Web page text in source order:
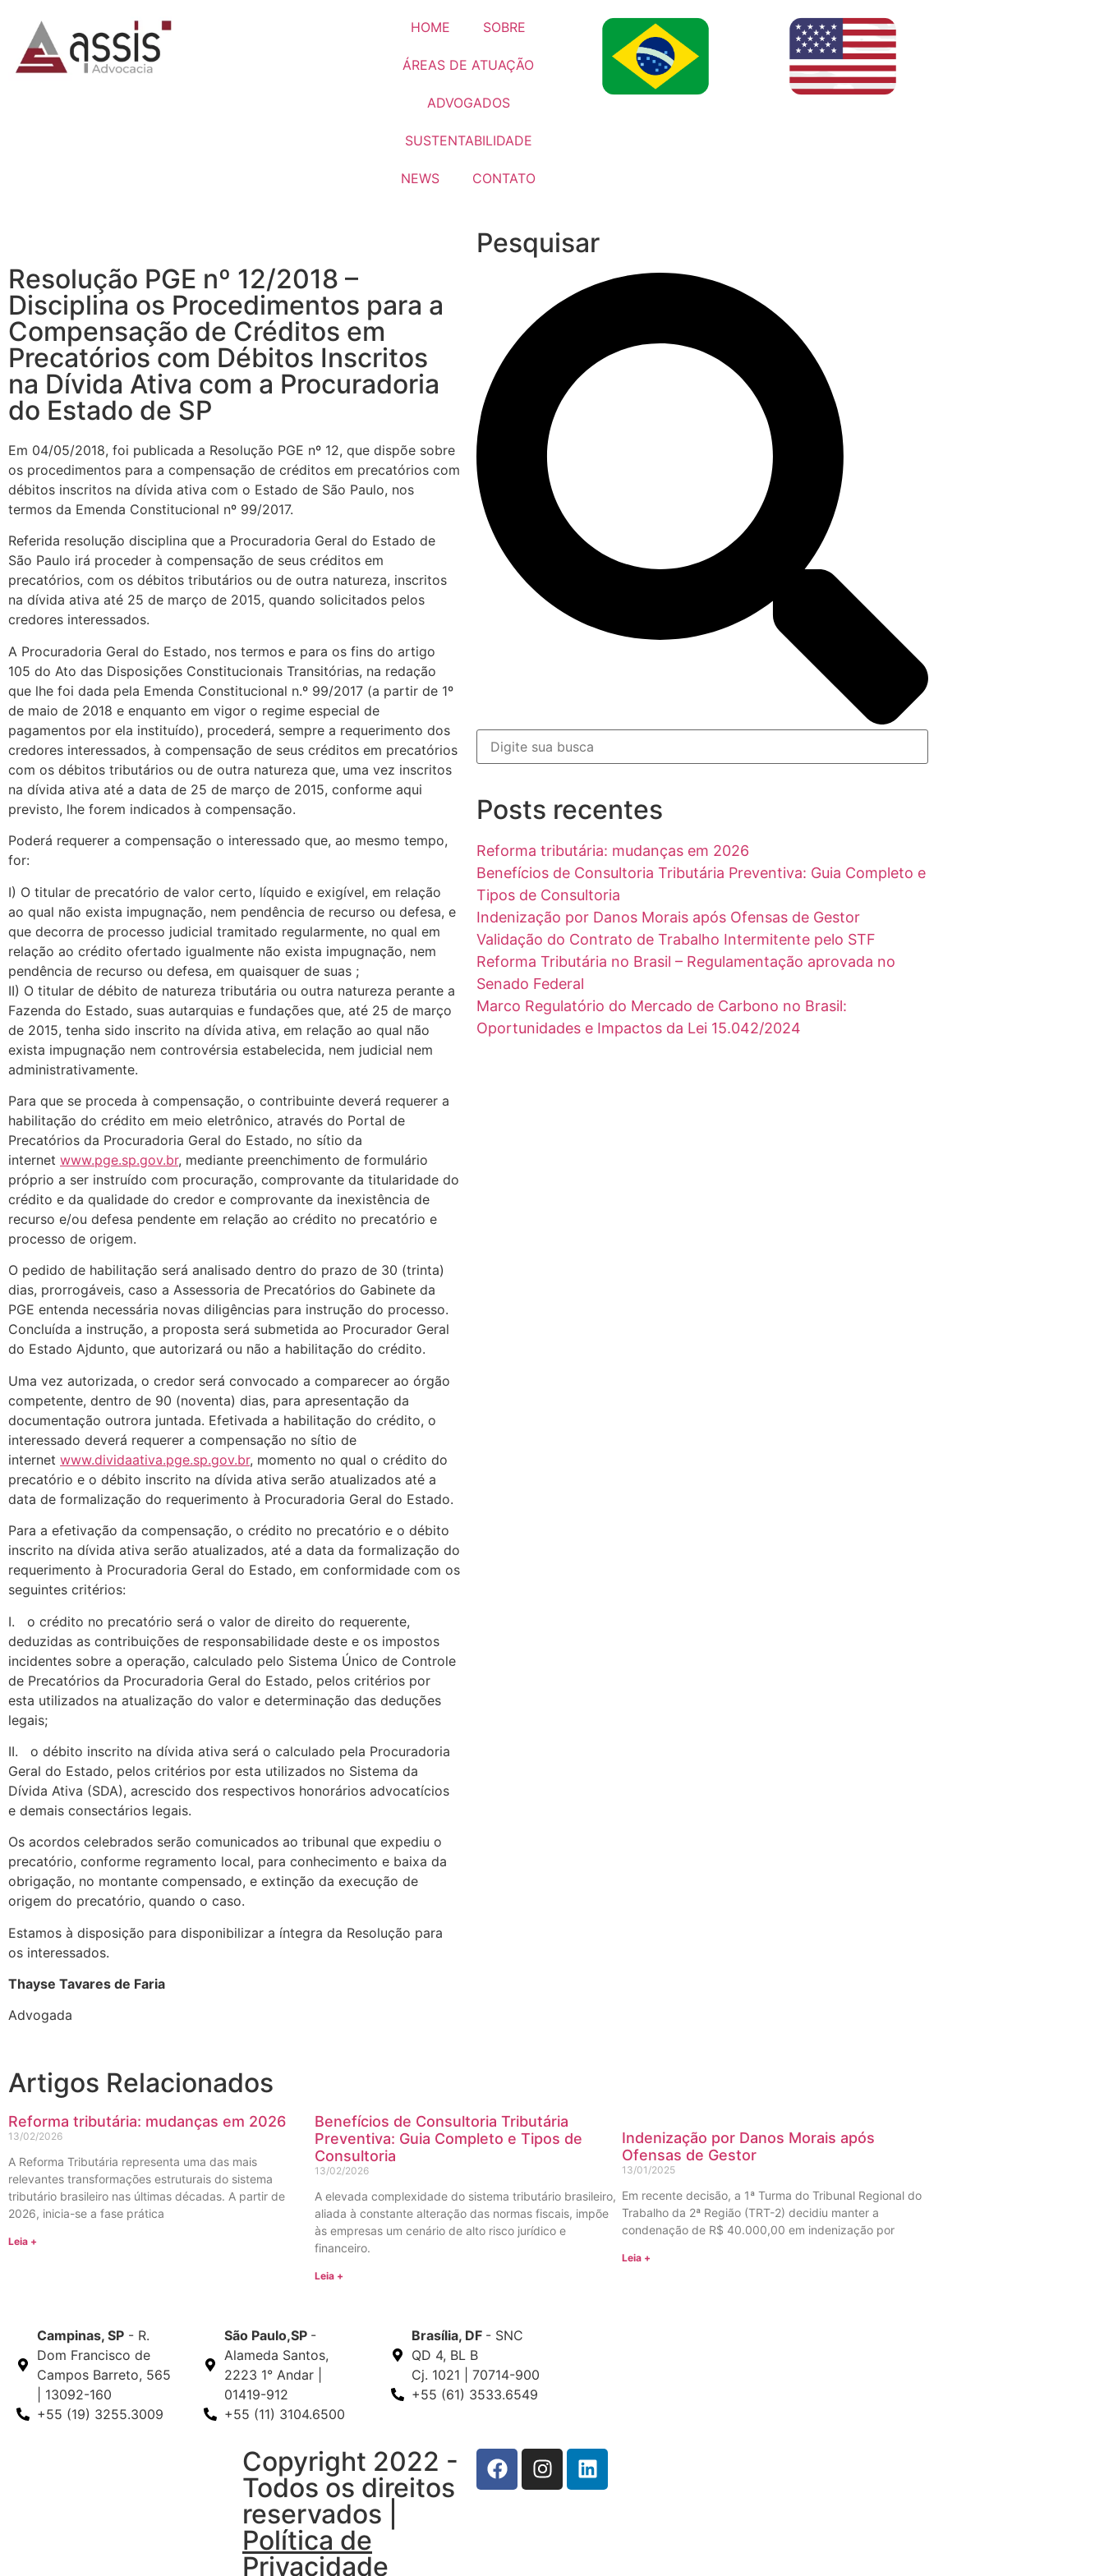
HOME SOBRE
ÁREAS DE ATUAÇÃO
ADVOGADOS
SUSTENTABILIDADE
NEWS CONTATO
Resolução PGE nº 12/2018 –
Disciplina os Procedimentos para a
Compensação de Créditos em
Precatórios com Débitos Inscritos
na Dívida Ativa com a Procuradoria
do Estado de SP
Em 04/05/2018, foi publicada a Resolução PGE nº 12, que dispõe sobre
os procedimentos para a compensação de créditos em precatórios com
débitos inscritos na dívida ativa com o Estado de São Paulo, nos
termos da Emenda Constitucional nº 99/2017.
Referida resolução disciplina que a Procuradoria Geral do Estado de
São Paulo irá proceder à compensação de seus créditos em
precatórios, com os débitos tributários ou de outra natureza, inscritos
na dívida ativa até 25 de março de 2015, quando solicitados pelos
credores interessados.
A Procuradoria Geral do Estado, nos termos e para os fins do artigo
105 do Ato das Disposições Constitucionais Transitórias, na redação
que lhe foi dada pela Emenda Constitucional n.º 99/2017 (a partir de 1º
de maio de 2018 e enquanto em vigor o regime especial de
pagamentos por ela instituído), procederá, sempre a requerimento dos
credores interessados, à compensação de seus créditos em precatórios
com os débitos tributários ou de outra natureza que, uma vez inscritos
na dívida ativa até a data de 25 de março de 2015, conforme aqui
previsto, lhe forem indicados à compensação.
Poderá requerer a compensação o interessado que, ao mesmo tempo,
for:
I) O titular de precatório de valor certo, líquido e exigível, em relação
ao qual não exista impugnação, nem pendência de recurso ou defesa, e
que decorra de processo judicial tramitado regularmente, no qual em
relação ao crédito ofertado igualmente não exista impugnação, nem
pendência de recurso ou defesa, em quaisquer de suas ;
II) O titular de débito de natureza tributária ou outra natureza perante a
Fazenda do Estado, suas autarquias e fundações que, até 25 de março
de 2015, tenha sido inscrito na dívida ativa, em relação ao qual não
exista impugnação nem controvérsia estabelecida, nem judicial nem
administrativamente.
Para que se proceda à compensação, o contribuinte deverá requerer a
habilitação do crédito em meio eletrônico, através do Portal de
Precatórios da Procuradoria Geral do Estado, no sítio da
internet www.pge.sp.gov.br, mediante preenchimento de formulário
próprio a ser instruído com procuração, comprovante da titularidade do
crédito e da qualidade do credor e comprovante da inexistência de
recurso e/ou defesa pendente em relação ao crédito no precatório e
processo de origem.
O pedido de habilitação será analisado dentro do prazo de 30 (trinta)
dias, prorrogáveis, caso a Assessoria de Precatórios do Gabinete da
PGE entenda necessária novas diligências para instrução do processo.
Concluída a instrução, a proposta será submetida ao Procurador Geral
do Estado Ajdunto, que autorizará ou não a habilitação do crédito.
Uma vez autorizada, o credor será convocado a comparecer ao órgão
competente, dentro de 90 (noventa) dias, para apresentação da
documentação outrora juntada. Efetivada a habilitação do crédito, o
interessado deverá requerer a compensação no sítio de
internet www.dividaativa.pge.sp.gov.br, momento no qual o crédito do
precatório e o débito inscrito na dívida ativa serão atualizados até a
data de formalização do requerimento à Procuradoria Geral do Estado.
Para a efetivação da compensação, o crédito no precatório e o débito
inscrito na dívida ativa serão atualizados, até a data da formalização do
requerimento à Procuradoria Geral do Estado, em conformidade com os
seguintes critérios:
I. o crédito no precatório será o valor de direito do requerente,
deduzidas as contribuições de responsabilidade deste e os impostos
incidentes sobre a operação, calculado pelo Sistema Único de Controle
de Precatórios da Procuradoria Geral do Estado, pelos critérios por
esta utilizados na atualização do valor e determinação das deduções
legais;
II. o débito inscrito na dívida ativa será o calculado pela Procuradoria
Geral do Estado, pelos critérios por esta utilizados no Sistema da
Dívida Ativa (SDA), acrescido dos respectivos honorários advocatícios
e demais consectários legais.
Os acordos celebrados serão comunicados ao tribunal que expediu o
precatório, conforme regramento local, para conhecimento e baixa da
obrigação, no montante compensado, e extinção da execução de
origem do precatório, quando o caso.
Estamos à disposição para disponibilizar a íntegra da Resolução para
os interessados.
Thayse Tavares de Faria
Advogada
Pesquisar
Posts recentes
Reforma tributária: mudanças em 2026
Benefícios de Consultoria Tributária Preventiva: Guia Completo e
Tipos de Consultoria
Indenização por Danos Morais após Ofensas de Gestor
Validação do Contrato de Trabalho Intermitente pelo STF
Reforma Tributária no Brasil – Regulamentação aprovada no
Senado Federal
Marco Regulatório do Mercado de Carbono no Brasil:
Oportunidades e Impactos da Lei 15.042/2024
Artigos Relacionados
Reforma tributária: mudanças em 2026
13/02/2026
A Reforma Tributária representa uma das mais
relevantes transformações estruturais do sistema
tributário brasileiro nas últimas décadas. A partir de
2026, inicia-se a fase prática
Leia +
Benefícios de Consultoria Tributária
Preventiva: Guia Completo e Tipos de
Consultoria
13/02/2026
A elevada complexidade do sistema tributário brasileiro,
aliada à constante alteração das normas fiscais, impõe
às empresas um cenário de alto risco jurídico e
financeiro.
Leia +
Indenização por Danos Morais após
Ofensas de Gestor
13/01/2025
Em recente decisão, a 1ª Turma do Tribunal Regional do
Trabalho da 2ª Região (TRT-2) decidiu manter a
condenação de R$ 40.000,00 em indenização por
Leia +
Campinas, SP - R.
Dom Francisco de
Campos Barreto, 565
| 13092-160
+55 (19) 3255.3009
São Paulo,SP -
Alameda Santos,
2223 1° Andar |
01419-912
+55 (11) 3104.6500
Brasília, DF - SNC
QD 4, BL B
Cj. 1021 | 70714-900
+55 (61) 3533.6549
Copyright 2022 -
Todos os direitos
reservados |
Política de
Privacidade